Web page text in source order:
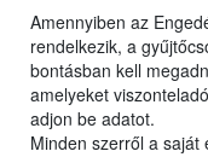
Amennyiben az
rendelkezik, a
bontásban kell
amelyeket
adjon be adatot.
Minden szerről a saját